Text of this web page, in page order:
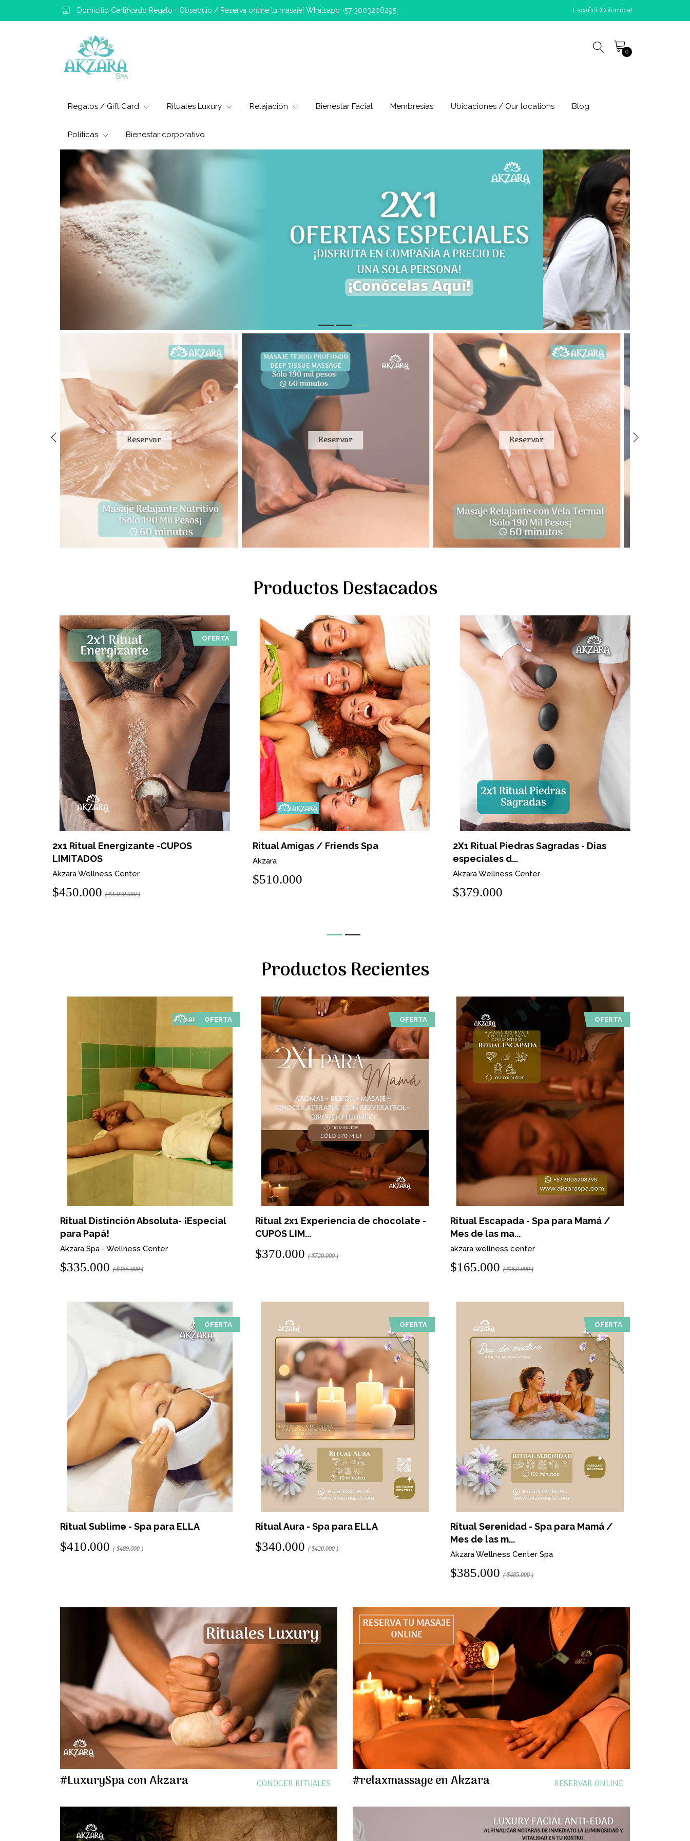
Domicilio Certificado Regalo + Obsequio / Reserva online tu masaje! Whatsapp +57 3003208295 Español (Colombia)
0
Regalos / Gift Card Rituales Luxury Relajación Bienestar Facial Membresías Ubicaciones / Our locations Blog
Políticas Bienestar corporativo
Reservar Reservar Reservar
Productos Destacados
OFERTA
2x1 Ritual Energizante -CUPOS
LIMITADOS
Akzara Wellness Center
$450.000 ( $1.030.000 )
Ritual Amigas / Friends Spa
Akzara
$510.000
2X1 Ritual Piedras Sagradas - Dias
especiales d...
Akzara Wellness Center
$379.000
Productos Recientes
OFERTA
Ritual Distinción Absoluta- ¡Especial
para Papá!
Akzara Spa - Wellness Center
$335.000 ( $455.000 )
OFERTA
Ritual 2x1 Experiencia de chocolate -
CUPOS LIM...
$370.000 ( $720.000 )
OFERTA
Ritual Escapada - Spa para Mamá /
Mes de las ma...
akzara wellness center
$165.000 ( $260.000 )
OFERTA
Ritual Sublime - Spa para ELLA
$410.000 ( $489.000 )
OFERTA
Ritual Aura - Spa para ELLA
$340.000 ( $420.000 )
OFERTA
Ritual Serenidad - Spa para Mamá /
Mes de las m...
Akzara Wellness Center Spa
$385.000 ( $485.000 )
#LuxurySpa con Akzara CONOCER RITUALES #relaxmassage en Akzara RESERVAR ONLINE